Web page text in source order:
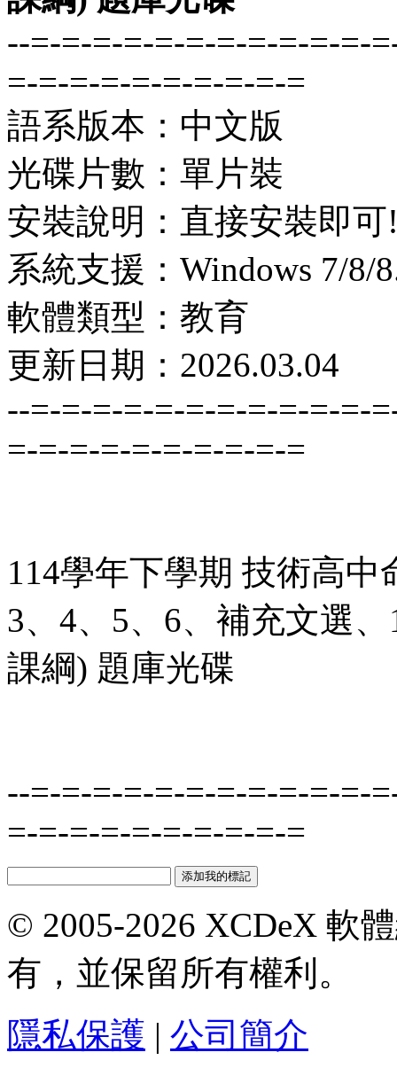
--=-=-=-=-=-=-=-=-=-=-=-
=-=-=-=-=-=-=-=-=-=
語系版本：中文版
光碟片數：單片裝
安裝說明：直接安裝即可
系統支援：Windows 7/8/
軟體類型：教育
更新日期：2026.03.04
--=-=-=-=-=-=-=-=-=-=-=-
=-=-=-=-=-=-=-=-=-=
114學年下學期 技術高
3、4、5、6、補充文選
課綱) 題庫光碟
--=-=-=-=-=-=-=-=-=-=-=-
=-=-=-=-=-=-=-=-=-=
© 2005-2026 XCDeX 軟
有，並保留所有權利。
隱私保護 | 公司簡介